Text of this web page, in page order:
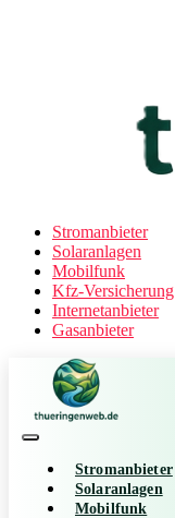
Stromanbieter
Solaranlagen
Mobilfunk
Kfz-Versicherung
Internetanbieter
Gasanbieter
Stromanbieter
Solaranlagen
Mobilfunk